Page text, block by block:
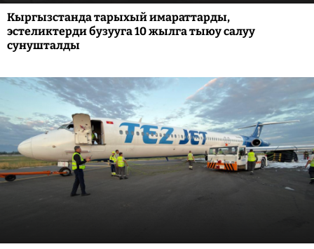
Кыргызстанда тарыхый имараттарды,
эстеликтерди бузууга 10 жылга тыюу салуу
сунушталды